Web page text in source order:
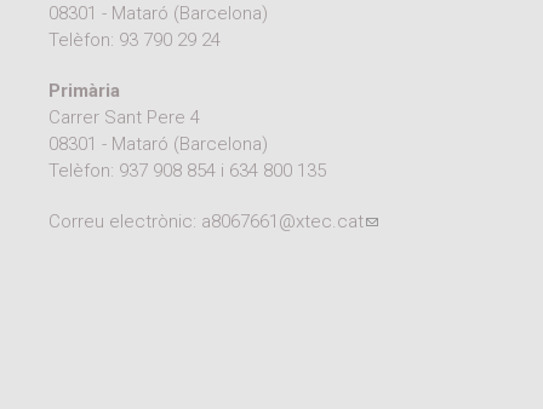
08301 - Mataró (Barcelona)
Telèfon: 93 790 29 24
Primària
Carrer Sant Pere 4
08301 - Mataró (Barcelona)
Telèfon: 937 908 854 i 634 800 135
Correu electrònic: a8067661@xtec.cat(link sends e-mail)